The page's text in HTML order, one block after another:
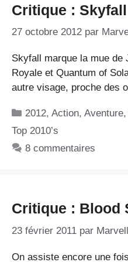
Critique : Skyfall
27 octobre 2012 par
Skyfall marque la mue de
Royale et Quantum of
autre visage, proche des
Catégories
2012,Action,Aventure,
Top 2010’s
8 commentaires
Critique : Blood
23 février 2011 par
On assiste encore une